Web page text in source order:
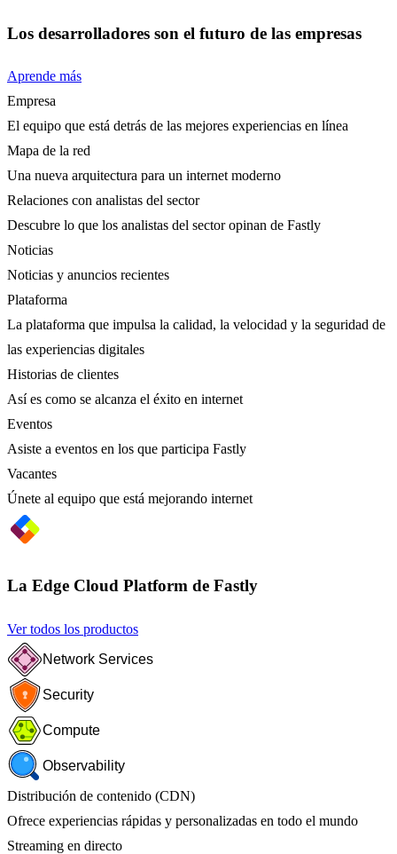
Los desarrolladores son el futuro de las empresas
Aprende más
Empresa
El equipo que está detrás de las mejores experiencias en línea
Mapa de la red
Una nueva arquitectura para un internet moderno
Relaciones con analistas del sector
Descubre lo que los analistas del sector opinan de Fastly
Noticias
Noticias y anuncios recientes
Plataforma
La plataforma que impulsa la calidad, la velocidad y la seguridad de
las experiencias digitales
Historias de clientes
Así es como se alcanza el éxito en internet
Eventos
Asiste a eventos en los que participa Fastly
Vacantes
Únete al equipo que está mejorando internet
La Edge Cloud Platform de Fastly
Ver todos los productos
Network Services
Security
Compute
Observability
Distribución de contenido (CDN)
Ofrece experiencias rápidas y personalizadas en todo el mundo
Streaming en directo